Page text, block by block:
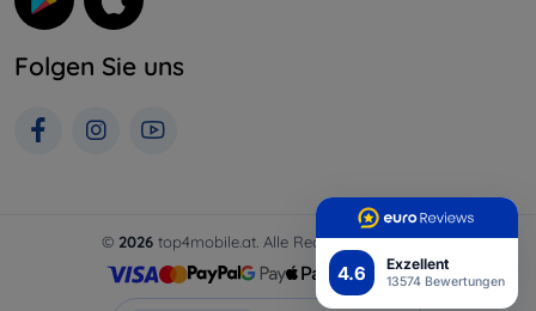
4.6 Exzellent
13574 Bewertungen
Folgen Sie uns
© 2026top4mobile.at. Alle Rechte vorbehalten.